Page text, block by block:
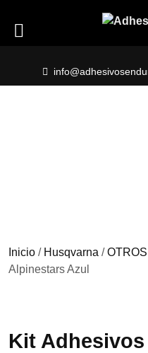
content
Inicio / Husqvarna /OTROS
Alpinestars Azul
Kit